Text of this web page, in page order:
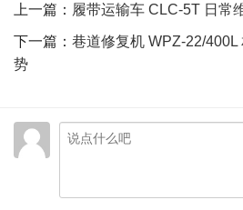
上一篇： 履带运输车 CLC-5T 日常
下一篇： 巷道修复机 WPZ-22/
势